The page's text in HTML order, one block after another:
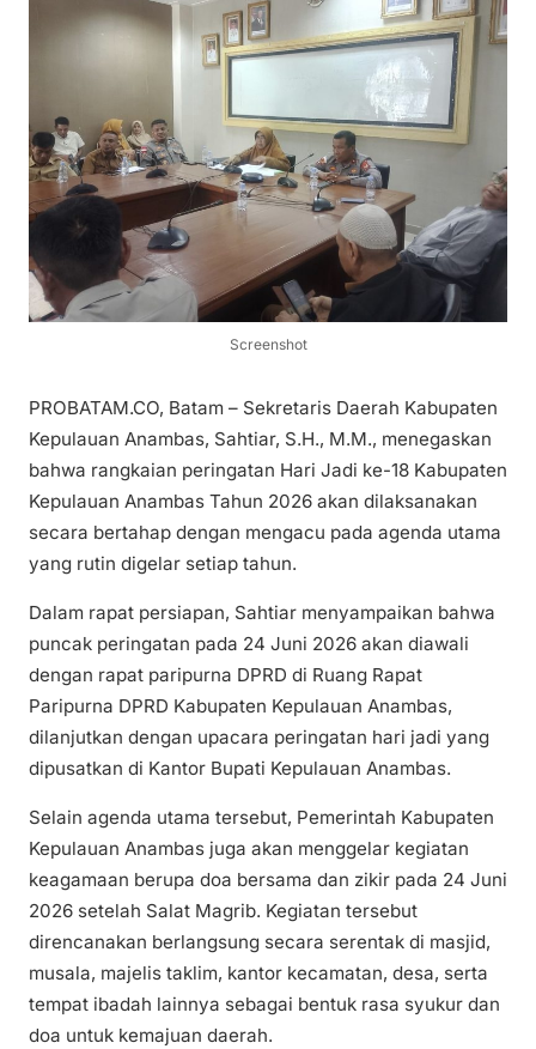
Screenshot
PROBATAM.CO, Batam – Sekretaris Daerah Kabupaten
Kepulauan Anambas, Sahtiar, S.H., M.M., menegaskan
bahwa rangkaian peringatan Hari Jadi ke-18 Kabupaten
Kepulauan Anambas Tahun 2026 akan dilaksanakan
secara bertahap dengan mengacu pada agenda utama
yang rutin digelar setiap tahun.
Dalam rapat persiapan, Sahtiar menyampaikan bahwa
puncak peringatan pada 24 Juni 2026 akan diawali
dengan rapat paripurna DPRD di Ruang Rapat
Paripurna DPRD Kabupaten Kepulauan Anambas,
dilanjutkan dengan upacara peringatan hari jadi yang
dipusatkan di Kantor Bupati Kepulauan Anambas.
Selain agenda utama tersebut, Pemerintah Kabupaten
Kepulauan Anambas juga akan menggelar kegiatan
keagamaan berupa doa bersama dan zikir pada 24 Juni
2026 setelah Salat Magrib. Kegiatan tersebut
direncanakan berlangsung secara serentak di masjid,
musala, majelis taklim, kantor kecamatan, desa, serta
tempat ibadah lainnya sebagai bentuk rasa syukur dan
doa untuk kemajuan daerah.